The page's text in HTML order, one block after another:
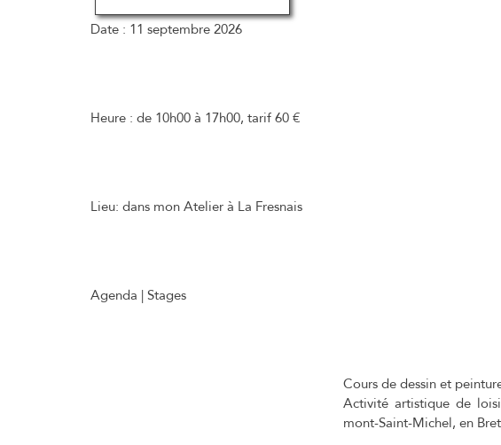
Date : 11 septembre 2026
Heure : de 10h00 à 17h00, tarif 60 €
Lieu: dans mon Atelier à La Fresnais
Agenda | Stages
Cours de dessin et
Activité artistique de
mont-Saint-Michel, en